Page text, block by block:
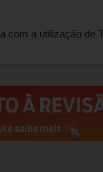
com a utilização de